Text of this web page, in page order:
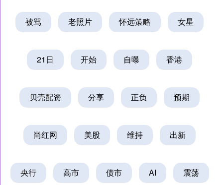
被骂 老照片 怀远策略 女星
21日 开始 自曝 香港
贝壳配资 分享 正负 预期
尚红网 美股 维持 出新
央行 高市 债市 AI 震荡